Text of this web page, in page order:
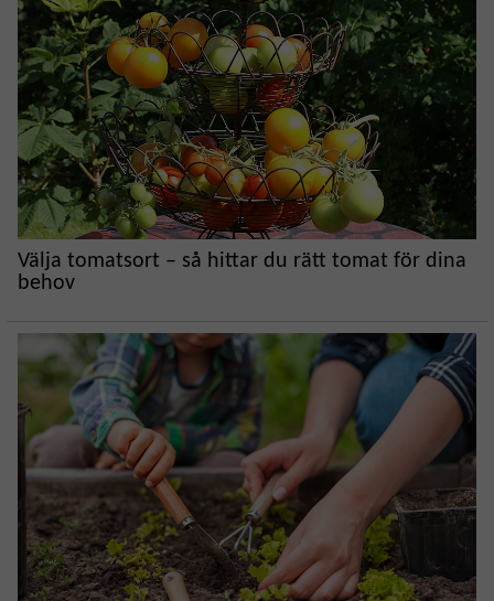
Välja tomatsort – så hittar du rätt tomat för dina
behov